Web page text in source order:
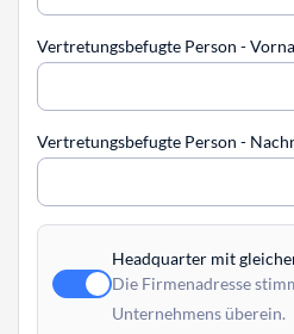
Vertretungsbefugte Person -
Vertretungsbefugte Person -
Headquarter mit
Die Firmenadresse
Unternehmens überein.